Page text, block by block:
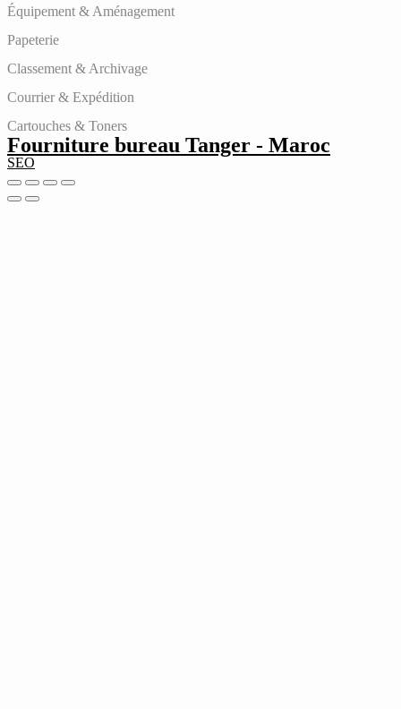
Équipement & Aménagement
Papeterie
Classement & Archivage
Courrier & Expédition
Cartouches & Toners
Fourniture bureau Tanger - Maroc
SEO